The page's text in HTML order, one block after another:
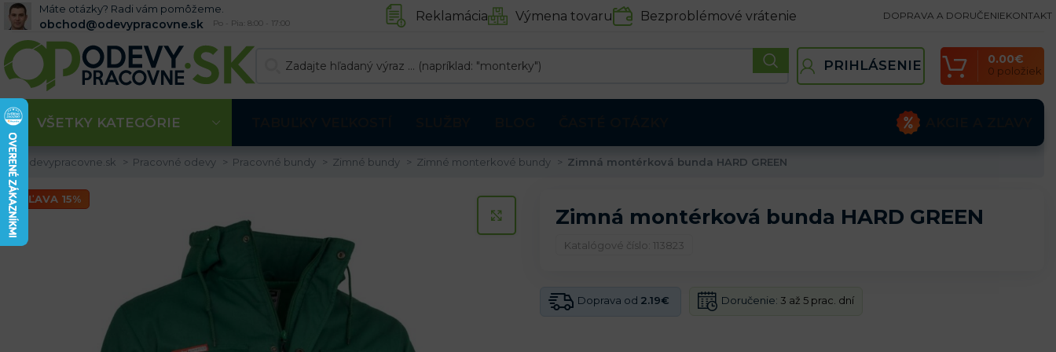
Máte otázky? Radi vám pomôžeme.
obchod@odevypracovne.sk Po - Pia: 8:00 - 17:00 Reklamácia Výmena tovaru Bezproblémové vrátenie DOPRAVA A DORUČENIEKONTAKT
PRIHLÁSENIE 0 položiek
0.00€
VŠETKY KATEGÓRIE
Odevypracovne.sk Pracovné odevy Pracovné bundy Zimné bundy Zimné monterkové bundy Zimná montérková bunda HARD GREEN
ZĽAVA 15%
KLIKNITE PRE ZVÄČŠENIE
Zimná montérková bunda HARD GREEN
Katalógové číslo: 113823
Doprava od 2.19€ Doručenie: 3 až 5 prac. dní